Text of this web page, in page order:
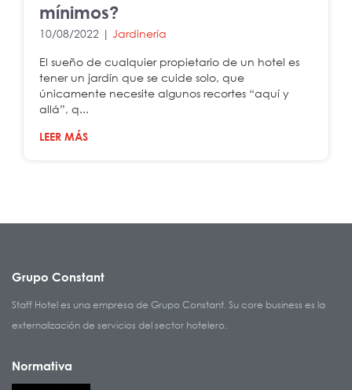
mínimos?
10/08/2022 | Jardinería
El sueño de cualquier propietario de un hotel es
tener un jardín que se cuide solo, que
únicamente necesite algunos recortes “aquí y
allá”, q...
LEER MÁS
Grupo Constant
Staff Hotel es una empresa de Grupo Constant. Su core business es la
externalización de servicios del sector hotelero.
Normativa